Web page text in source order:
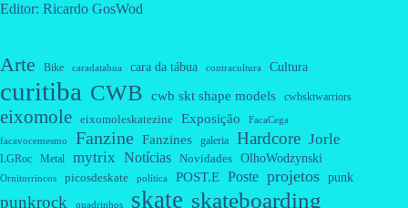
Editor: Ricardo GosWod
Arte Bike caradatabua cara da tábua contracultura Cultura
curitiba CWB cwb skt shape models cwbsktwarriors
eixomole eixomoleskatezine Exposição FacaCega
facavocemesmo Fanzine Fanzines galeria Hardcore Jorle
LGRoc Metal mytrix Notícias Novidades OlhoWodzynski
Ornitorrincos picosdeskate política POST.E Poste projetos punk
punkrock quadrinhos skate skateboarding